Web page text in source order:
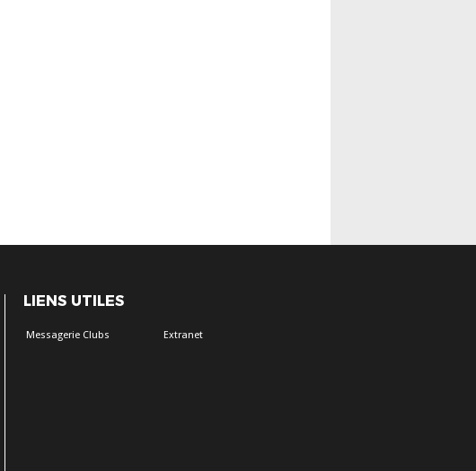
LIENS UTILES
Messagerie Clubs Extranet